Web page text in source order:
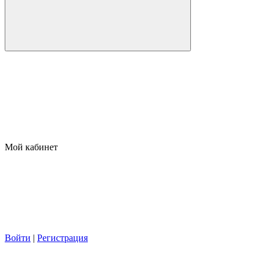
Мой кабинет
Войти | Регистрация